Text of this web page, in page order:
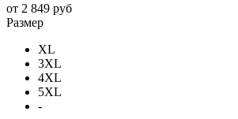
от 2 849 руб
Размер
XL
3XL
4XL
5XL
-